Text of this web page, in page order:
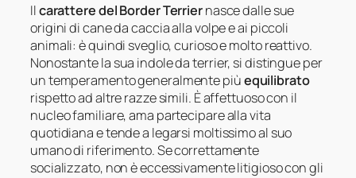
Ilcarattere del Border Terriernasce dalle sue
origini di cane da caccia alla volpe e ai piccoli
animali: è quindi sveglio, curioso e molto reattivo.
Nonostante la sua indole da terrier, si distingue per
un temperamento generalmente piùequilibrato
rispetto ad altre razze simili. È affettuoso con il
nucleo familiare, ama partecipare alla vita
quotidiana e tende a legarsi moltissimo al suo
umano di riferimento. Se correttamente
socializzato, non è eccessivamente litigioso con gli